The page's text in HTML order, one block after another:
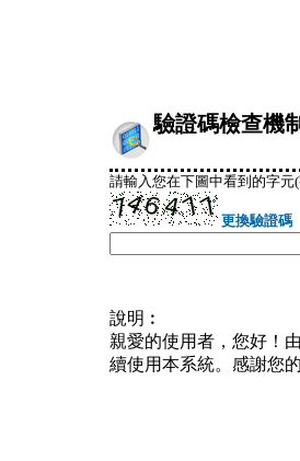
驗證碼檢查機
請輸入您在下圖中看到的字元
更換驗證碼
說明︰
親愛的使用者，您好！
續使用本系統。感謝您的